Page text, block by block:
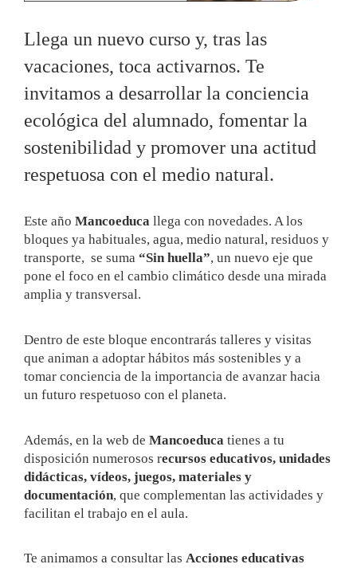
Llega un nuevo curso y, tras las
vacaciones, toca activarnos. Te
invitamos a desarrollar la conciencia
ecológica del alumnado, fomentar la
sostenibilidad y promover una actitud
respetuosa con el medio natural.
Este año Mancoeduca llega con novedades. A los
bloques ya habituales, agua, medio natural, residuos y
transporte, se suma “Sin huella”, un nuevo eje que
pone el foco en el cambio climático desde una mirada
amplia y transversal.
Dentro de este bloque encontrarás talleres y visitas
que animan a adoptar hábitos más sostenibles y a
tomar conciencia de la importancia de avanzar hacia
un futuro respetuoso con el planeta.
Además, en la web de Mancoeduca tienes a tu
disposición numerosos recursos educativos, unidades
didácticas, vídeos, juegos, materiales y
documentación, que complementan las actividades y
facilitan el trabajo en el aula.
Te animamos a consultar las Acciones educativas